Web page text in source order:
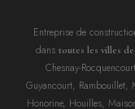
Entreprise de
dans toutes les villes
Chesnay-
Guyancourt, Rambouillet,
Honorine, Houilles,